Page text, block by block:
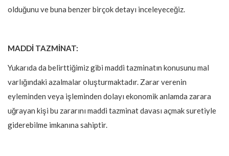
olduğunu ve buna benzer birçok detayı inceleyeceğiz.
MADDİ TAZMİNAT:
Yukarıda da belirttiğimiz gibi maddi tazminatın konusunu mal
varlığındaki azalmalar oluşturmaktadır. Zarar verenin
eyleminden veya işleminden dolayı ekonomik anlamda zarara
uğrayan kişi bu zararını maddi tazminat davası açmak suretiyle
giderebilme imkanına sahiptir.